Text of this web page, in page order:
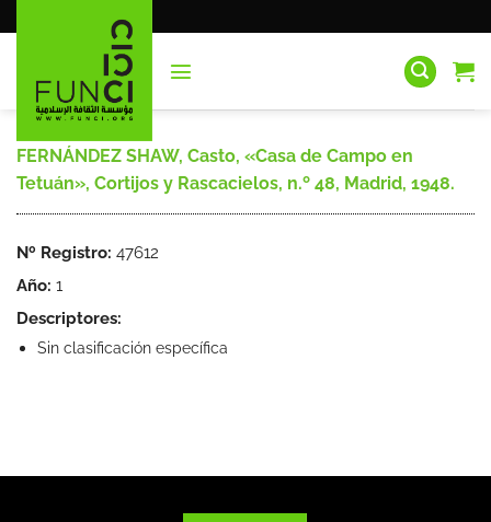
al
FERNÁNDEZ SHAW, Casto, «Casa de Campo en
Tetuán», Cortijos y Rascacielos, n.º 48, Madrid, 1948.
Nº Registro: 47612
Año: 1
Descriptores:
Sin clasificación específica